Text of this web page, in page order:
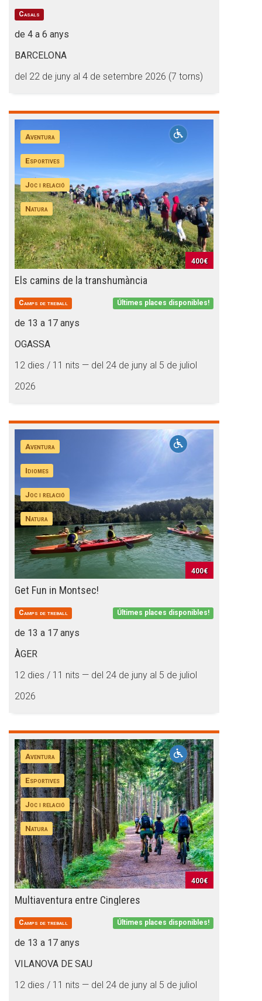
Casals
de 4 a 6 anys
BARCELONA
del 22 de juny al 4 de setembre 2026 (7 torns)
Aventura
Esportives
Joc i relació
Natura
400€
Els camins de la transhumància
Últimes places disponibles!
Camps de treball
de 13 a 17 anys
OGASSA
12 dies / 11 nits — del 24 de juny al 5 de juliol
2026
Aventura
Idiomes
Joc i relació
Natura
400€
Get Fun in Montsec!
Últimes places disponibles!
Camps de treball
de 13 a 17 anys
ÀGER
12 dies / 11 nits — del 24 de juny al 5 de juliol
2026
Aventura
Esportives
Joc i relació
Natura
400€
Multiaventura entre Cingleres
Últimes places disponibles!
Camps de treball
de 13 a 17 anys
VILANOVA DE SAU
12 dies / 11 nits — del 24 de juny al 5 de juliol